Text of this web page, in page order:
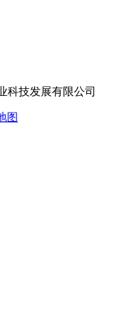
科技发展有限公司
图